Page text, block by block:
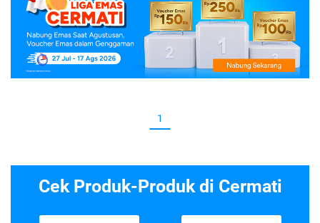
1
Cek Produk-Produk di Cermati